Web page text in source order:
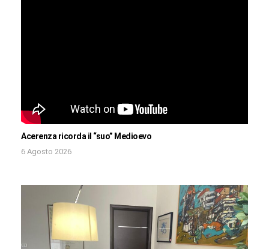
Acerenza ricorda il “suo” Medioevo
6 Agosto 2026